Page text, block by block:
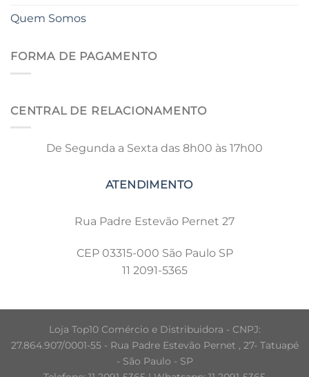
Quem Somos
FORMA DE PAGAMENTO
CENTRAL DE RELACIONAMENTO
De Segunda a Sexta das 8h00 às 17h00
Rua Padre Estevão Pernet 27
CEP 03315-000 São Paulo SP
11 2091-5365
Loja Top10 Comércio e Distribuidora - CNPJ:
27.864.907/0001-55 - Rua Padre Estevão Pernet , 27- Tatuapé
- São Paulo - SP